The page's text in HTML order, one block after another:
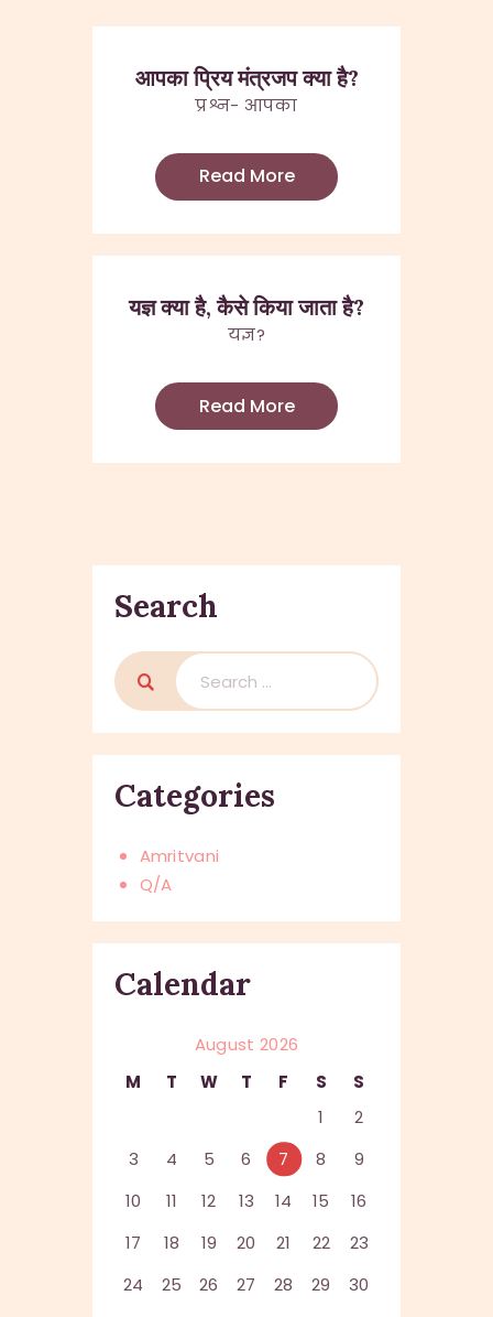
आपका प्रिय मंत्रजप क्या है?
प्रश्न- आपका
Read More
यज्ञ क्या है, कैसे किया जाता है?
यज्ञ?
Read More
Search
Search
for:
Categories
Amritvani
Q/A
Calendar
August 2026
M
T W T F S
S
1
2
3
4 5 6 7 8
9
10
11 12 13 14 15
16
17
18 19 20 21 22
23
24
25 26 27 28 29
30